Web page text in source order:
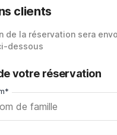
clients
de la réservation sera
dessous
votre réservation